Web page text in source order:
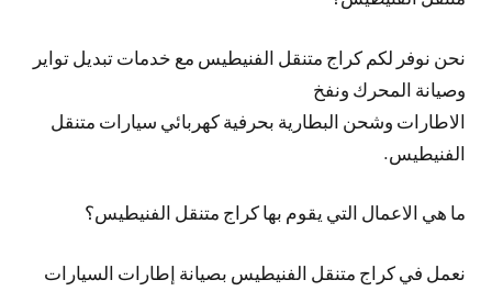
نحن نوفر لكم كراج متنقل الفنيطيس مع خدمات تبديل تواير
وصيانة المحرك ونفخ
الاطارات وشحن البطارية بحرفية كهربائي سيارات متنقل
الفنيطيس.
ما هي الاعمال التي يقوم بها كراج متنقل الفنيطيس؟
نعمل في كراج متنقل الفنيطيس بصيانة إطارات السيارات